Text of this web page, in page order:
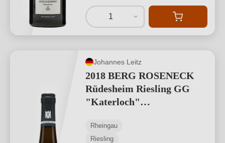
1
Johannes Leitz
2018 BERG ROSENECK
Rüdesheim Riesling GG
"Katerloch"
GEWÄCHS
Rheingau
Riesling